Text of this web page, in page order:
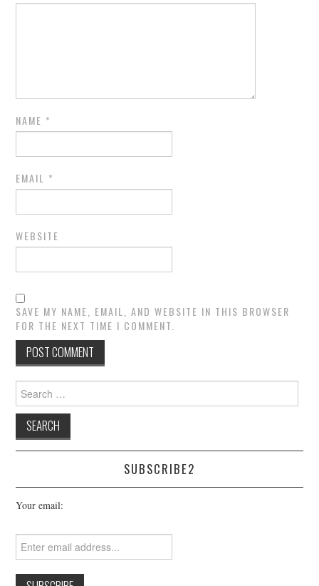
NAME *
EMAIL *
WEBSITE
SAVE MY NAME, EMAIL, AND WEBSITE IN THIS BROWSER
FOR THE NEXT TIME I COMMENT.
for:
SUBSCRIBE2
Your email: